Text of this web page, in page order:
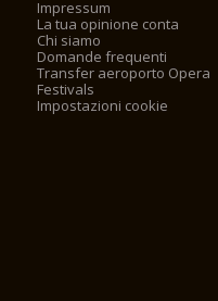
Impressum
La tua opinione conta
Chi siamo
Domande frequenti
Transfer aeroporto Opera
Festivals
Impostazioni cookie